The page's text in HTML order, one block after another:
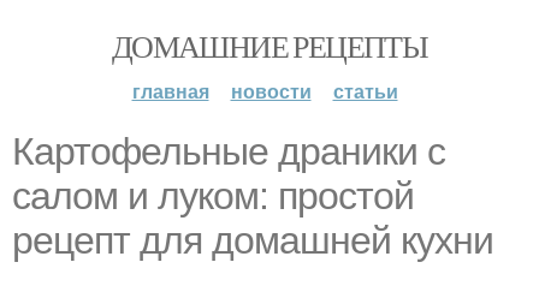
ДОМАШНИЕ РЕЦЕПТЫ
главная новости статьи
Картофельные драники с
салом и луком: простой
рецепт для домашней кухни